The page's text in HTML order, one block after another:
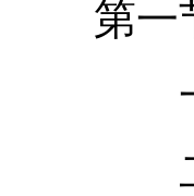
第一节
一、
二、